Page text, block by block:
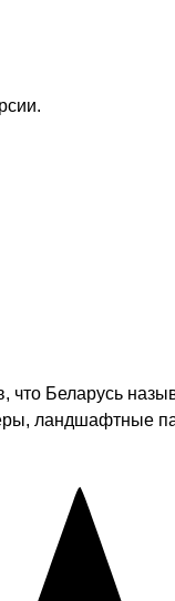
что Беларусь
ландшафтные